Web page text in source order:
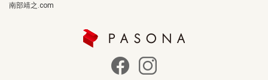
南部靖之.com